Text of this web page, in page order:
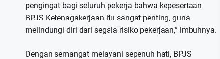
pengingat bagi seluruh pekerja bahwa kepesertaan
BPJS Ketenagakerjaan itu sangat penting, guna
melindungi diri dari segala risiko pekerjaan,” imbuhnya.
Dengan semangat melayani sepenuh hati, BPJS